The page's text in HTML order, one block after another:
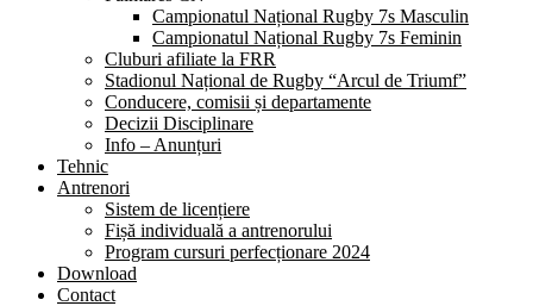
Campionatul Național Rugby 7s Masculin
Campionatul Național Rugby 7s Feminin
Cluburi afiliate la FRR
Stadionul Național de Rugby “Arcul de Triumf”
Conducere, comisii și departamente
Decizii Disciplinare
Info – Anunțuri
Tehnic
Antrenori
Sistem de licențiere
Fișă individuală a antrenorului
Program cursuri perfecționare 2024
Download
Contact